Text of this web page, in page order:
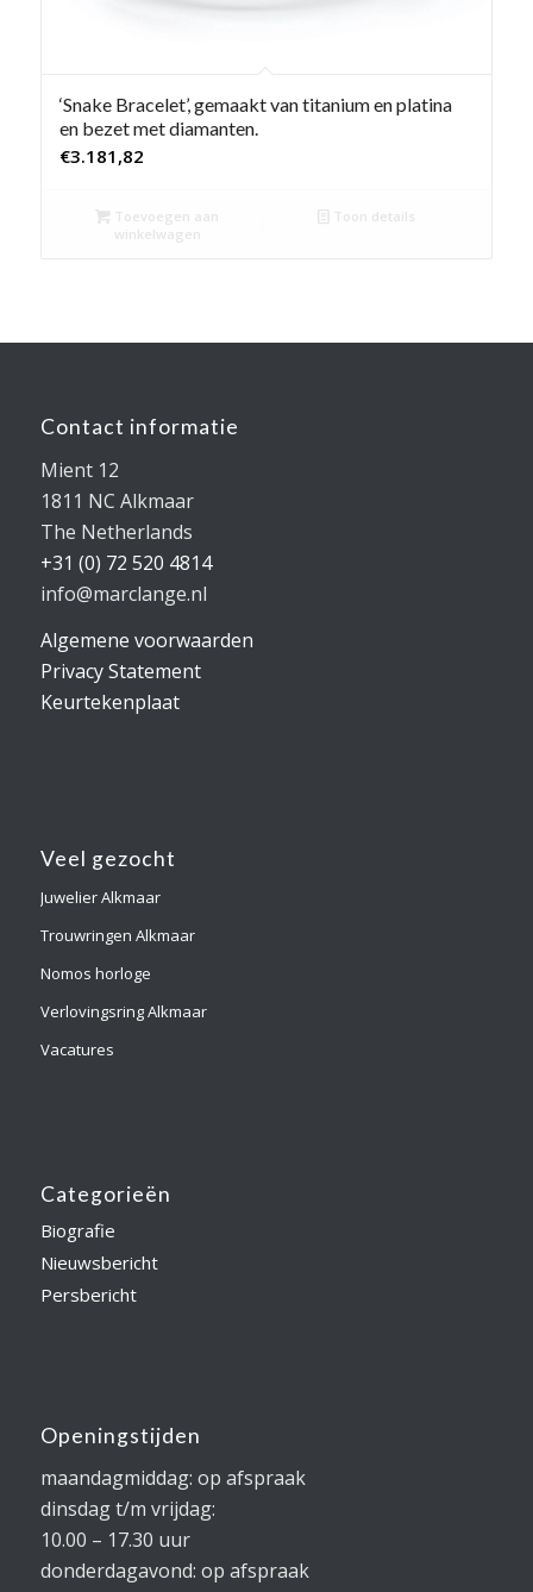
‘Snake Bracelet’, gemaakt van titanium en platina
en bezet met diamanten.
€3.181,82
Toevoegen aan
winkelwagen
Toon details
Contact informatie
Mient 12
1811 NC Alkmaar
The Netherlands
+31 (0) 72 520 4814
info@marclange.nl
Algemene voorwaarden
Privacy Statement
Keurtekenplaat
Veel gezocht
Juwelier Alkmaar
Trouwringen Alkmaar
Nomos horloge
Verlovingsring Alkmaar
Vacatures
Categorieën
Biografie
Nieuwsbericht
Persbericht
Openingstijden
maandagmiddag: op afspraak
dinsdag t/m vrijdag:
10.00 – 17.30 uur
donderdagavond: op afspraak